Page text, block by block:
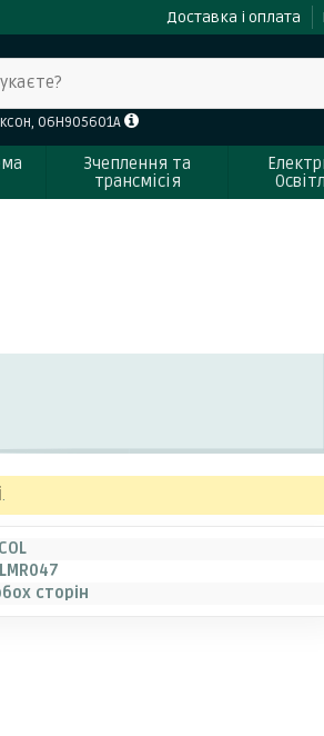
Доставка і оплата
06H905601A
Зчеплення та
трансмісія
.
сторін